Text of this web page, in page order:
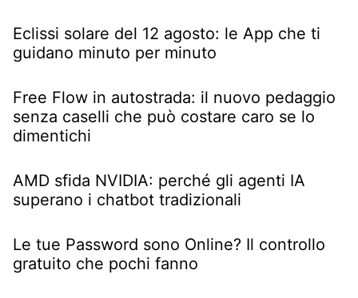
Eclissi solare del 12 agosto: le App che ti
guidano minuto per minuto
Free Flow in autostrada: il nuovo pedaggio
senza caselli che può costare caro se lo
dimentichi
AMD sfida NVIDIA: perché gli agenti IA
superano i chatbot tradizionali
Le tue Password sono Online? Il controllo
gratuito che pochi fanno